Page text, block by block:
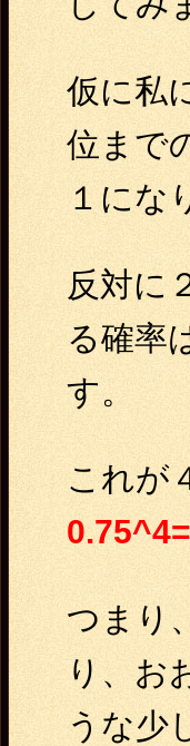
仮に私
位まで
１にな
反対に
る確率
す。
これが
つまり
り、お
うな少